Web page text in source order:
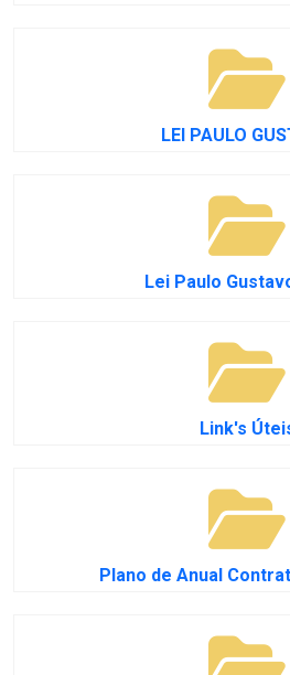
LEI PAULO
Lei Paulo
Link's
Plano de Anual